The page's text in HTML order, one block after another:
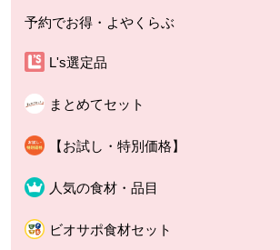
予約でお得・よやくらぶ
L's選定品
まとめてセット
【お試し・特別価格】
人気の食材・品目
ビオサポ食材セット